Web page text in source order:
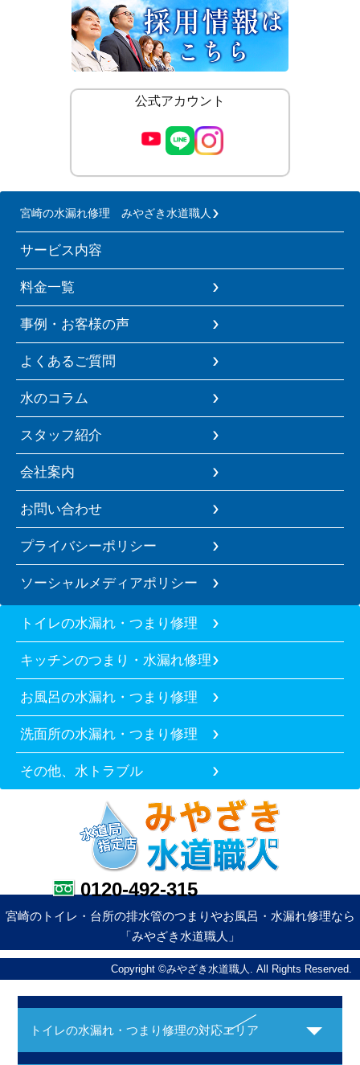
公式アカウント
宮崎の水漏れ修理 みやざき水道職人
サービス内容
料金一覧
事例・お客様の声
よくあるご質問
水のコラム
スタッフ紹介
会社案内
お問い合わせ
プライバシーポリシー
ソーシャルメディアポリシー
トイレの水漏れ・つまり修理
キッチンのつまり・水漏れ修理
お風呂の水漏れ・つまり修理
洗面所の水漏れ・つまり修理
その他、水トラブル
0120-492-315
宮崎のトイレ・台所の排水管のつまりやお風呂・水漏れ修理なら
「みやざき水道職人」
Copyright ©みやざき水道職人. All Rights Reserved.
トイレの水漏れ・つまり修理の対応エリア